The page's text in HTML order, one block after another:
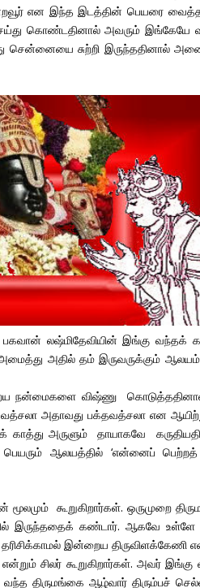
என இந்த இடத்தின் பெயரை
கொண்டதினால் அவரும் இங்கேயே
சென்னையை சுற்றி இருந்ததினால்
லஷ்மிதேவியின் இங்கு வந்தக்
அதில் தம் இருவருக்கும்
நன்மைகளை விஷ்ணு
வத்சலா அதாவது பக்தவத்சலா என
காத்து அருளும் தாயாகவே
ஆலயத்தில் ‘என்னைப் பெற்றத்
கூறுகிறார்கள். ஒருமுறை
இருந்ததைக் கண்டார். ஆகவே
இன்றைய திருவிளக்கேணி
சிலர் கூறுகிறார்கள். அவர் இங்கு
வந்த திருமங்கை ஆழ்வார் திரும்பச்